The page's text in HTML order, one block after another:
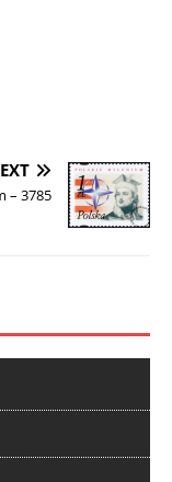
– 3785